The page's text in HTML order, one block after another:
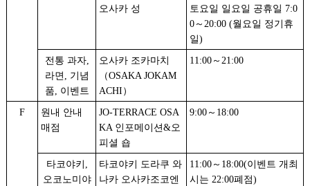
오사카 성
토요일 일요일 공휴일 7:0
0～20:00 (월요일 정기휴
일)
전통 과자,
라면, 기념
품, 이벤트
오사카 조카마치
（OSAKA JOKAM
ACHI）
11:00～21:00
F
원내 안내
매점
JO-TERRACE OSA
KA 인포메이션&오
피셜 숍
9:00～18:00
타코야키,
오코노미야
타코야키 도라쿠 와
나카 오사카조코엔
11:00～18:00(이벤트 개최
시는 22:00폐점)